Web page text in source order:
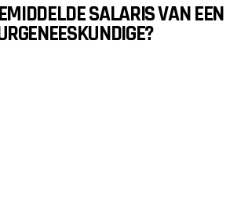
SALARIS VAN EEN